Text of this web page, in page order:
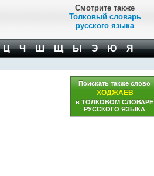
Смотрите также
Толковый словарь
русского языка
Ц Ч Ш Щ Ы Э Ю Я
Поискать также слово
ХОДЖАЕВ
в ТОЛКОВОМ СЛОВАРЕ
РУССКОГО ЯЗЫКА